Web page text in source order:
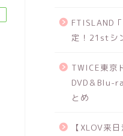
FTISLAND
定！21stシ
TWICE東京
DVD＆Blu-
とめ
【XLOV来